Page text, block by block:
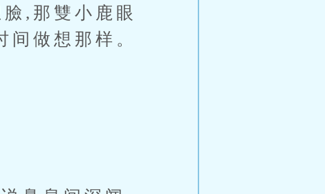
,那雙小鹿眼
做想那样。